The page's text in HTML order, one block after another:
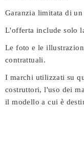
Garanzia limitata di un
L'offerta include solo
Le foto e le
contrattuali.
I marchi utilizzati su
costruttori, l'uso dei
il modello a cui è